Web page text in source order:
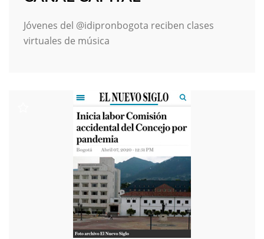
Jóvenes del @idipronbogota reciben clases
virtuales de música